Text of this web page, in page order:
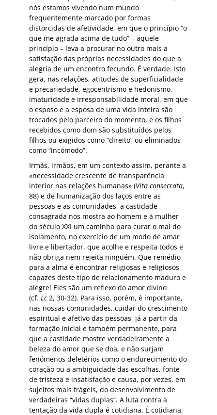
nós estamos vivendo num mundo
frequentemente marcado por formas
distorcidas de afetividade, em que o princípio “o
que me agrada acima de tudo” – aquele
princípio – leva a procurar no outro mais a
satisfação das próprias necessidades do que a
alegria de um encontro fecundo. É verdade. Isto
gera, nas relações, atitudes de superficialidade
e precariedade, egocentrismo e hedonismo,
imaturidade e irresponsabilidade moral, em que
o esposo e a esposa de uma vida inteira são
trocados pelo parceiro do momento, e os filhos
recebidos como dom são substituídos pelos
filhos ou exigidos como “direito” ou eliminados
como “incómodo”.
Irmãs, irmãos, em um contexto assim, perante a
«necessidade crescente de transparência
interior nas relações humanas» (Vita consecrata,
88) e de humanização dos laços entre as
pessoas e as comunidades, a castidade
consagrada nos mostra ao homem e à mulher
do século XXI um caminho para curar o mal do
isolamento, no exercício de um modo de amar
livre e libertador, que acolhe e respeita todos e
não obriga nem rejeita ninguém. Que remédio
para a alma é encontrar religiosas e religiosos
capazes deste tipo de relacionamento maduro e
alegre! Eles são um reflexo do amor divino
(cf. Lc2, 30-32). Para isso, porém, é importante,
nas nossas comunidades, cuidar do crescimento
espiritual e afetivo das pessoas, já a partir da
formação inicial e também permanente, para
que a castidade mostre verdadeiramente a
beleza do amor que se doa, e não surjam
fenómenos deletérios como o endurecimento do
coração ou a ambiguidade das escolhas, fonte
de tristeza e insatisfação e causa, por vezes, em
sujeitos mais frágeis, do desenvolvimento de
verdadeiras “vidas duplas”. A luta contra a
tentação da vida dupla é cotidiana. É cotidiana.